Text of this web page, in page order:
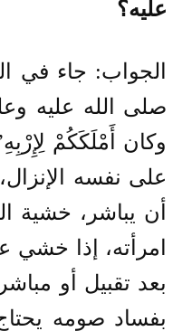
على مقال الدكتور صادق بن محمد
عليه؟
الجواب: جاء في
صلى الله عليه
وكان أَمْلَكَكُمْ
على نفسه
أن يباشر، خشية
امرأته، إذا خشي
بعد تقبيل أو
بفساد صومه